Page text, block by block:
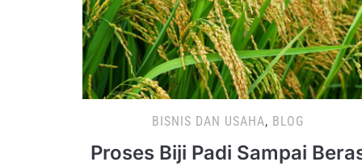
BISNIS DAN USAHA, BLOG
Proses Biji Padi Sampai